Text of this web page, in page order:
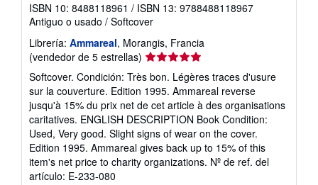
ISBN 10: 8488118961 / ISBN 13: 9788488118967
Antiguo o usado / Softcover
Librería: Ammareal, Morangis, Francia
(vendedor de 5 estrellas) Calificación
del
vendedor:
5
de
5
estrellas
Softcover. Condición: Très bon. Légères traces d'usure
sur la couverture. Edition 1995. Ammareal reverse
jusqu'à 15% du prix net de cet article à des organisations
caritatives. ENGLISH DESCRIPTION Book Condition:
Used, Very good. Slight signs of wear on the cover.
Edition 1995. Ammareal gives back up to 15% of this
item's net price to charity organizations. Nº de ref. del
artículo: E-233-080